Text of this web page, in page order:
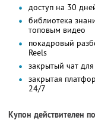
доступ на 30
библиотека
топовым видео
покадровый
Reels
закрытый чат
закрытая
24/7
Купон действителен